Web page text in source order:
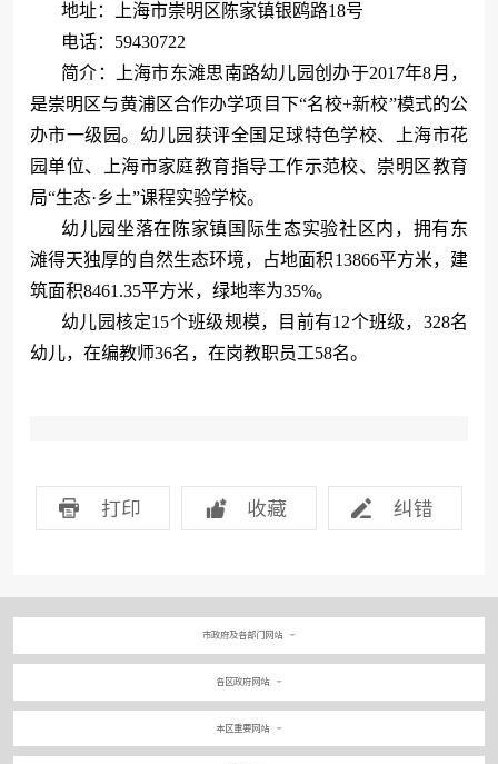
地址：上海市崇明区陈家镇银鸥路18号
电话：59430722
简介：上海市东滩思南路幼儿园创办于2017年8月，
是崇明区与黄浦区合作办学项目下“名校+新校”模式的公
办市一级园。幼儿园获评全国足球特色学校、上海市花
园单位、上海市家庭教育指导工作示范校、崇明 区教育
局“生态·乡土”课程实验学校。
幼儿园坐落在陈家镇国际生态实验社区内，拥有东
滩得天独厚的自然生态环境，
占地面积13866平方米，建
筑面积8461.35平方米，绿地率为35%。
幼儿园核定15个班级规模，目前有12个班级，328名
幼儿，在编教师36名，在岗教职员工58名。
打印 收藏 纠错
市政府及各部门网站
各区政府网站
本区重要网站